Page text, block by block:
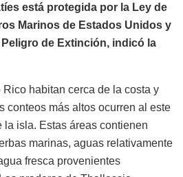
está protegida por la Ley de
Marinos de Estados Unidos y
Peligro de Extinción, indicó la
Rico habitan cerca de la costa y
conteos más altos ocurren al este
la isla. Estas áreas contienen
marinas, aguas relativamente
fresca provenientes